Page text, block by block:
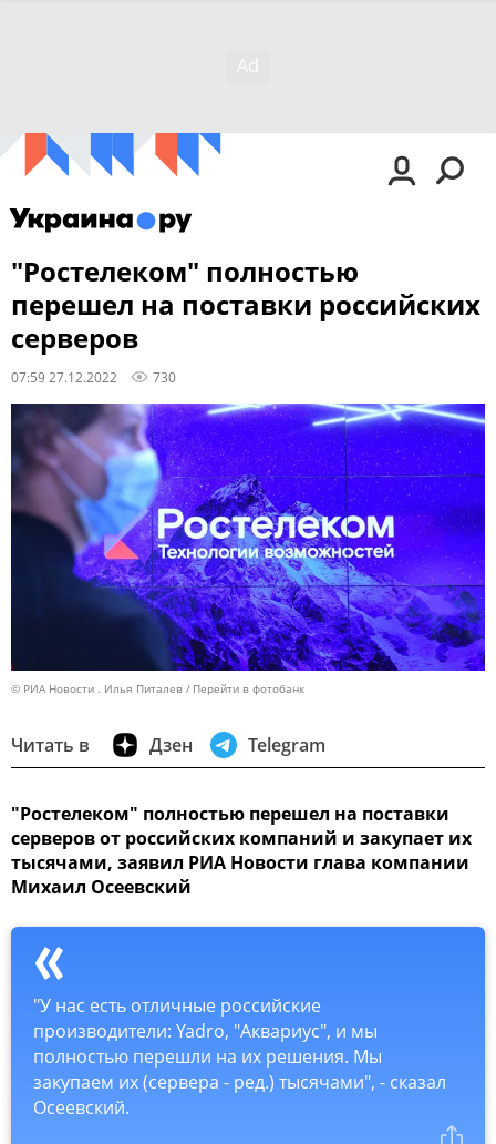
"Ростелеком" полностью
перешел на поставки российских
серверов
07:59 27.12.2022 730
© РИА Новости . Илья Питалев Перейти в фотобанк
Читать в Дзен Telegram
"Ростелеком" полностью перешел на поставки
серверов от российских компаний и закупает их
тысячами, заявил РИА Новости глава компании
Михаил Осеевский
"У нас есть отличные российские
производители: Yadro, "Аквариус", и мы
полностью перешли на их решения. Мы
закупаем их (сервера - ред.) тысячами", - сказал
Осеевский.